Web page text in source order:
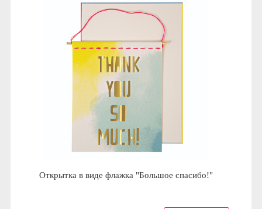
Открытка в виде флажка "Большое спасибо!"